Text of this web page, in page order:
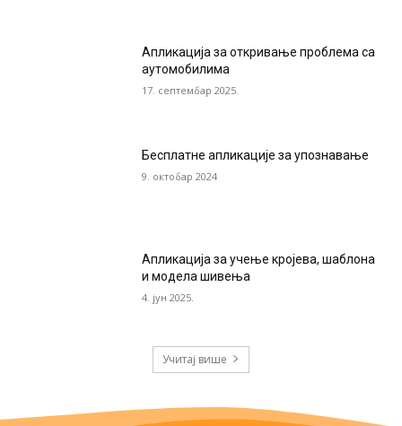
Апликација за откривање проблема са
аутомобилима
17. септембар 2025.
Бесплатне апликације за упознавање
9. октобар 2024
Апликација за учење кројева, шаблона
и модела шивења
4. јун 2025.
Учитај више